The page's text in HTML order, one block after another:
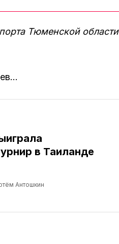
Тюменской области
в Таиланде
Антошкин